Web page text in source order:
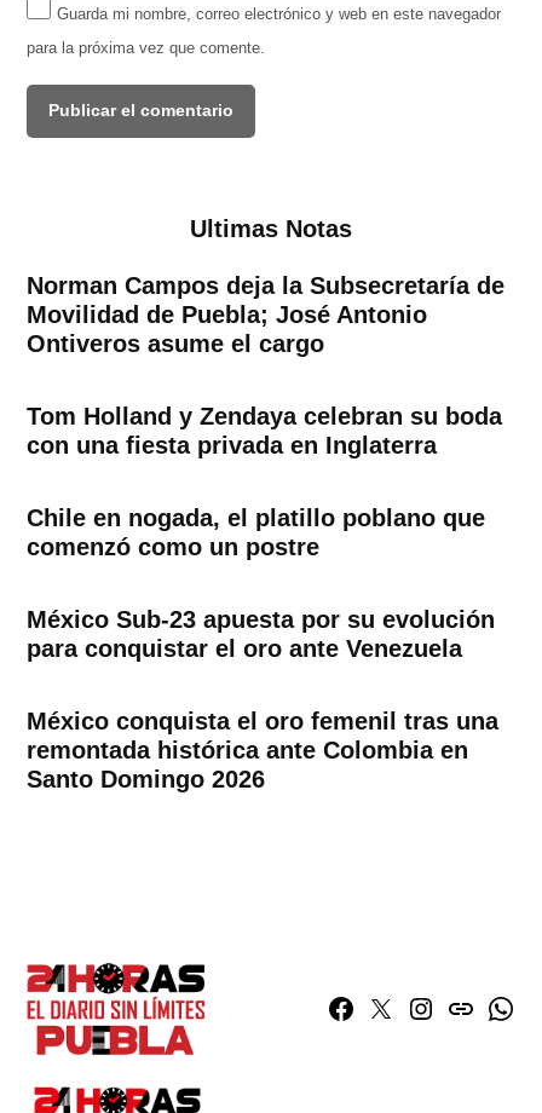
Guarda mi nombre, correo electrónico y web en este navegador
para la próxima vez que comente.
Ultimas Notas
Norman Campos deja la Subsecretaría de
Movilidad de Puebla; José Antonio
Ontiveros asume el cargo
Tom Holland y Zendaya celebran su boda
con una fiesta privada en Inglaterra
Chile en nogada, el platillo poblano que
comenzó como un postre
México Sub-23 apuesta por su evolución
para conquistar el oro ante Venezuela
México conquista el oro femenil tras una
remontada histórica ante Colombia en
Santo Domingo 2026
Facebook
TwitterInstagram
issuu